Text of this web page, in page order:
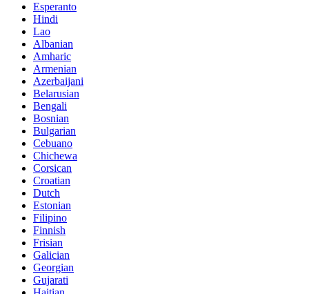
Esperanto
Hindi
Lao
Albanian
Amharic
Armenian
Azerbaijani
Belarusian
Bengali
Bosnian
Bulgarian
Cebuano
Chichewa
Corsican
Croatian
Dutch
Estonian
Filipino
Finnish
Frisian
Galician
Georgian
Gujarati